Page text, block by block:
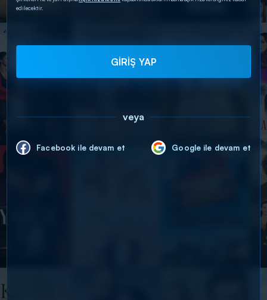
edilecektir.
GİRİŞ YAP
veya
Facebook ile devam et Google ile devam et